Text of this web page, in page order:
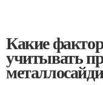
Какие
учитывать